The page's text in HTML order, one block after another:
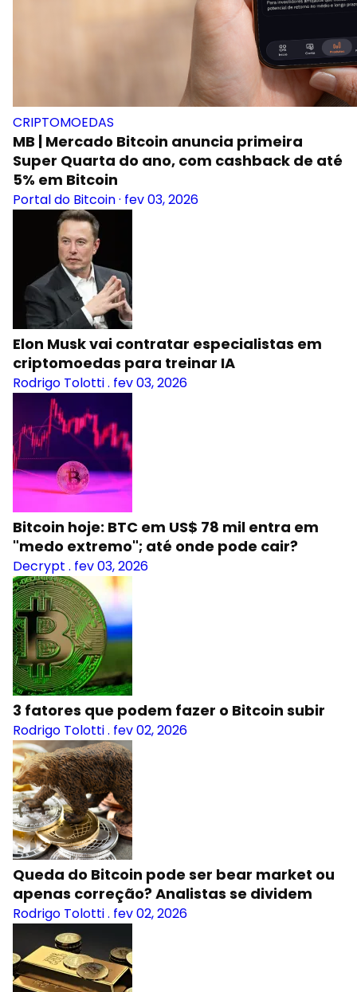
CRIPTOMOEDAS
MB | Mercado Bitcoin anuncia primeira
Super Quarta do ano, com cashback de até
5% em Bitcoin
Portal do Bitcoin· fev 03, 2026
Elon Musk vai contratar especialistas em
criptomoedas para treinar IA
Rodrigo Tolotti. fev 03, 2026
Bitcoin hoje: BTC em US$ 78 mil entra em
"medo extremo"; até onde pode cair?
Decrypt . fev 03, 2026
3 fatores que podem fazer o Bitcoin subir
Rodrigo Tolotti. fev 02, 2026
Queda do Bitcoin pode ser bear market ou
apenas correção? Analistas se dividem
Rodrigo Tolotti. fev 02, 2026